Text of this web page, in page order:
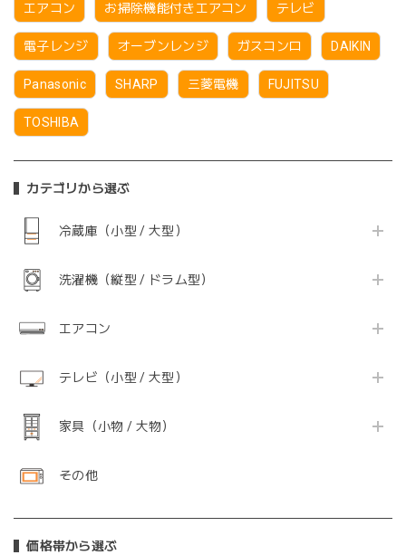
エアコン お掃除機能付きエアコン テレビ
電子レンジ オーブンレンジ ガスコンロ DAIKIN
Panasonic SHARP 三菱電機 FUJITSU
TOSHIBA
カテゴリから選ぶ
冷蔵庫（小型 / 大型）
洗濯機（縦型 / ドラム型）
エアコン
テレビ（小型 / 大型）
家具（小物 / 大物）
その他
価格帯から選ぶ